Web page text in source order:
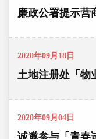
廉政公署提示营
2020年09月18日
土地注册处「物
2020年09月04日
诚邀参与「青春